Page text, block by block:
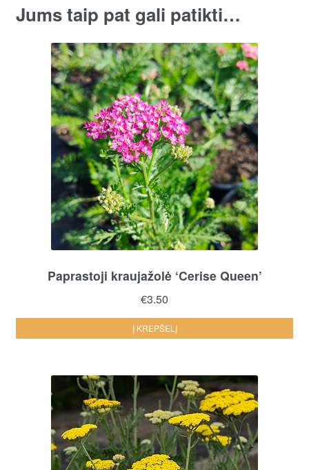
Jums taip pat gali patikti…
Paprastoji kraujažolė ‘Cerise Queen’
€3.50
Į KREPŠELĮ